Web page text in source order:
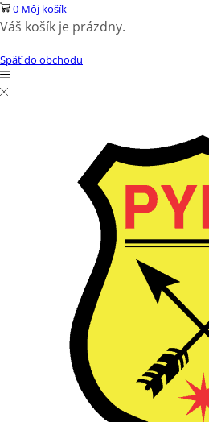
0 Môj košík
Váš košík je prázdny.
Späť do obchodu